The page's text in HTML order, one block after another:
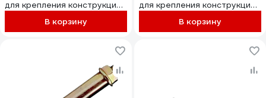
для крепления конструкций
к бетону и кирпичу
AE5001620061998
В корзину
для крепления конструкций
AE5001620062007
В корзину